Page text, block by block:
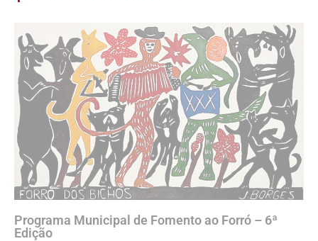
Programa Municipal de Fomento ao Forró – 6ª
Edição